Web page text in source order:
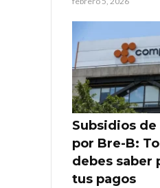
Subsidios de
por Bre-B:
debes saber
tus pagos